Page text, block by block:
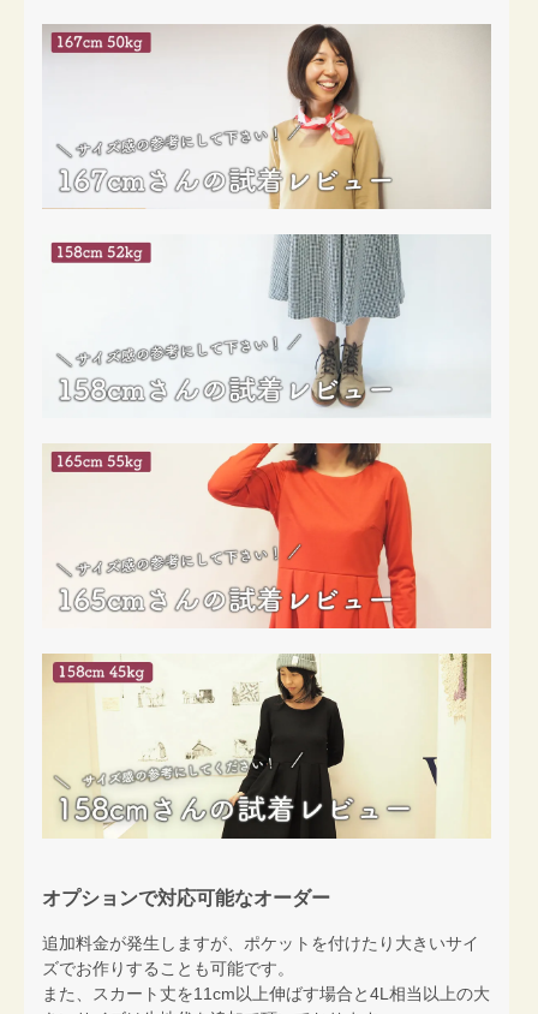
オプションで対応可能なオーダー
追加料金が発生しますが、ポケットを付けたり大きいサイ
ズでお作りすることも可能です。
また、スカート丈を11cm以上伸ばす場合と4L相当以上の大